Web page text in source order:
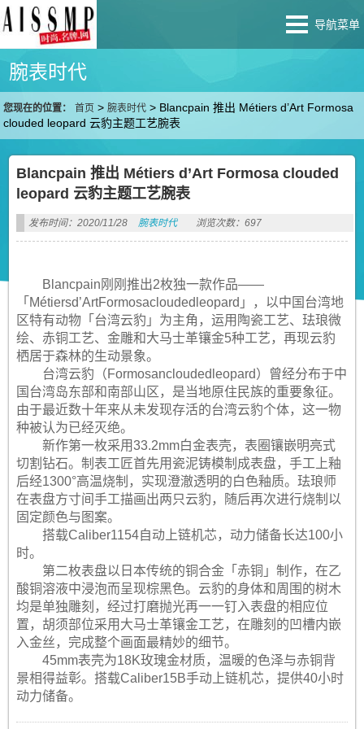
导航菜单
腕表时代
您现在的位置： 首页 >腕表时代 > Blancpain 推出 Métiers d’Art Formosa
clouded leopard 云豹主题工艺腕表
Blancpain 推出 Métiers d’Art Formosa clouded
leopard 云豹主题工艺腕表
发布时间：2020/11/28 腕表时代 浏览次数：697
Blancpain刚刚推出2枚独一款作品——
「Métiersd’ArtFormosacloudedleopard」，以中国台湾地
区特有动物「台湾云豹」为主角，运用陶瓷工艺、珐琅微
绘、赤铜工艺、金雕和大马士革镶金5种工艺，再现云豹
栖居于森林的生动景象。
台湾云豹（Formosancloudedleopard）曾经分布于中
国台湾岛东部和南部山区，是当地原住民族的重要象征。
由于最近数十年来从未发现存活的台湾云豹个体，这一物
种被认为已经灭绝。
新作第一枚采用33.2mm白金表壳，表圈镶嵌明亮式
切割钻石。制表工匠首先用瓷泥铸模制成表盘，手工上釉
后经1300°高温烧制，实现澄澈透明的白色釉质。珐琅师
在表盘方寸间手工描画出两只云豹，随后再次进行烧制以
固定颜色与图案。
搭载Caliber1154自动上链机芯，动力储备长达100小
时。
第二枚表盘以日本传统的铜合金「赤铜」制作，在乙
酸铜溶液中浸泡而呈现棕黑色。云豹的身体和周围的树木
均是单独雕刻，经过打磨抛光再一一钉入表盘的相应位
置，胡须部位采用大马士革镶金工艺，在雕刻的凹槽内嵌
入金丝，完成整个画面最精妙的细节。
45mm表壳为18K玫瑰金材质，温暖的色泽与赤铜背
景相得益彰。搭载Caliber15B手动上链机芯，提供40小时
动力储备。